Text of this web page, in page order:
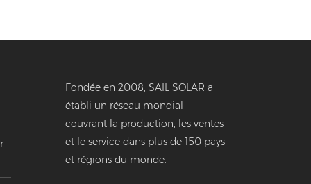
Fondée en 2008, SAIL SOLAR a
établi un réseau mondial
couvrant la production, les ventes
et le service dans plus de 150 pays
et régions du monde.